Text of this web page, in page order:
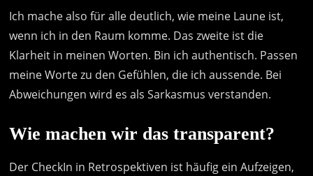
Ich mache also für alle deutlich, wie meine Laune ist,
wenn ich in den Raum komme. Das zweite ist die
Klarheit in meinen Worten. Bin ich authentisch. Passen
meine Worte zu den Gefühlen, die ich aussende. Bei
Abweichungen wird es als Sarkasmus verstanden.
Wie machen wir das transparent?
Der CheckIn in Retrospektiven ist häufig ein Aufzeigen,